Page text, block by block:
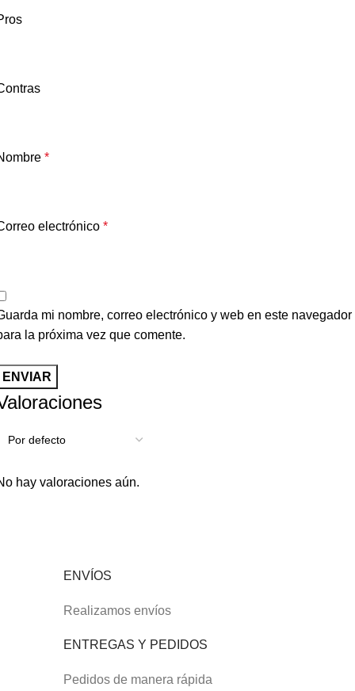
hay valoraciones aún.
*
electrónico *
mi nombre, correo electrónico y web en este navegador
la próxima vez que comente.
ENVÍOS
Realizamos envíos
ENTREGAS Y PEDIDOS
Pedidos de manera rápida